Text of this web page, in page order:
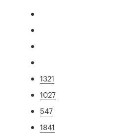
1321
1027
547
1841